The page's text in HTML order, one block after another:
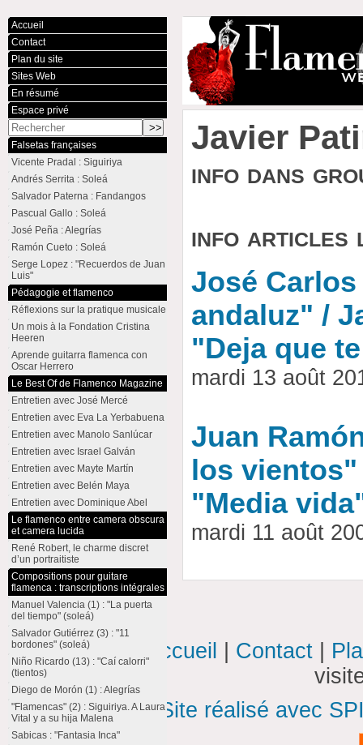
Javier
info dans
info articles
José
andaluz" /
"Deja que
mardi 13 août
Juan
los
"Media
mardi 11 août
Accueil
Contact
Plan du site
Sites Web
En résumé
Espace privé
Falsetas françaises
Vicente Pradal : Siguiriya
Andrés Serrita : Soleá
Salvador Paterna : Fandangos
Pascual Gallo : Soleá
José Peña : Alegrías
Ramón Cueto : Soleá
Serge Lopez : "Recuerdos de Juan
Luis"
Pédagogie et flamenco
Réflexions sur la pratique musicale
Un mois à la Fondation Cristina
Heeren
Aprende guitarra flamenca con
Oscar Herrero
Le Best Of de Flamenco Magazine
Entretien avec José Mercé
Entretien avec Eva La Yerbabuena
Entretien avec Manolo Sanlúcar
Entretien avec Israel Galván
Entretien avec Mayte Martín
Entretien avec Belén Maya
Entretien avec Dominique Abel
Le flamenco entre camera obscura
et camera lucida
René Robert, le charme discret
d’un portraitiste
Compositions pour guitare
flamenca : transcriptions intégrales
Manuel Valencia (1) : "La puerta
del tiempo" (soleá)
Salvador Gutiérrez (3) : "11
bordones" (soleá)
Niño Ricardo (13) : "Caí calorri"
(tientos)
Diego de Morón (1) : Alegrías
"Flamencas" (2) : Siguiriya. A Laura
Vital y a su hija Malena
Sabicas : "Fantasia Inca"
Accueil Contact
Site réalisé avec